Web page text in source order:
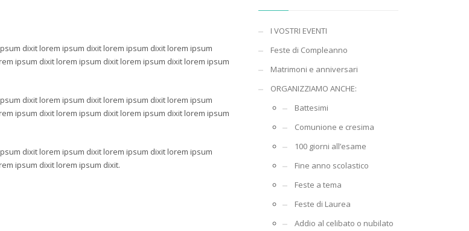
dixit lorem ipsum dixit lorem ipsum dixit lorem ipsum
ipsum dixit lorem ipsum dixit lorem ipsum dixit lorem ipsum
dixit lorem ipsum dixit lorem ipsum dixit lorem ipsum
ipsum dixit lorem ipsum dixit lorem ipsum dixit lorem ipsum
dixit lorem ipsum dixit lorem ipsum dixit lorem ipsum
ipsum dixit lorem ipsum dixit.
I VOSTRI EVENTI
Feste di Compleanno
Matrimoni e anniversari
ORGANIZZIAMO ANCHE:
Battesimi
Comunione e cresima
100 giorni all’esame
Fine anno scolastico
Feste a tema
Feste di Laurea
Addio al celibato o nubilato